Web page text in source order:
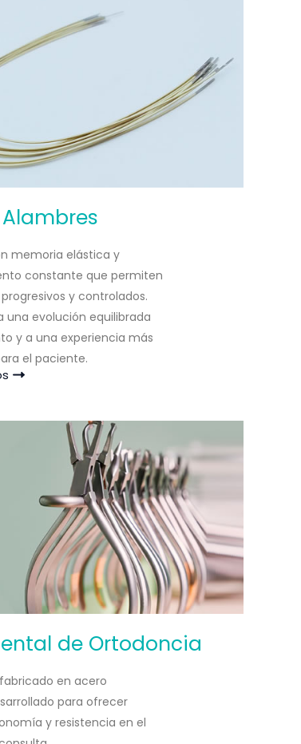
memoria elástica y
constante que permiten
y controlados.
una evolución equilibrada
y a una experiencia más
el paciente.
de Ortodoncia
en acero
para ofrecer
y resistencia en el